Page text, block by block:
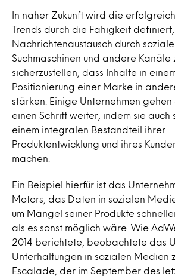
In naher Zukunft wird die
Trends durch die Fähigkeit
Nachrichtenaustausch durch
Suchmaschinen und andere Kanäle
sicherzustellen, dass Inhalte in
Positionierung einer Marke in
stärken. Einige Unternehmen
einen Schritt weiter, indem sie auch
einem integralen Bestandteil ihrer
Produktentwicklung und ihres
machen.
Ein Beispiel hierfür ist das
Motors, das Daten in sozialen
um Mängel seiner Produkte
als es sonst möglich wäre. Wie
2014 berichtete, beobachtete das
Unterhaltungen in sozialen Medien
Escalade, der im September des